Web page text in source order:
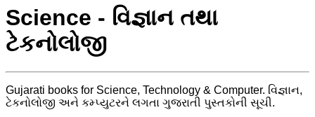
Science - વિજ્ઞાન તથા
ટેકનોલોજી
Gujarati books for Science, Technology & Computer. વિજ્ઞાન,
ટેકનોલોજી અને કમ્પ્યુટરને લગતા ગુજરાતી પુસ્તકોની સૂચી.